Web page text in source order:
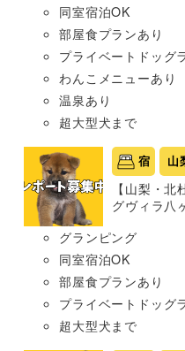
同室宿泊OK
部屋食プランあり
プライベートドッグ
わんこメニューあり
温泉あり
超大型犬まで
宿 山
【山梨・
グヴィラ八
グランピング
同室宿泊OK
部屋食プランあり
プライベートドッグ
超大型犬まで